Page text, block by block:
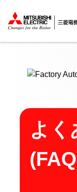
よく